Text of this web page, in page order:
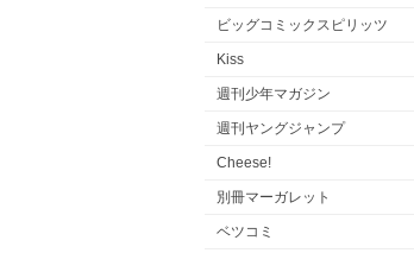
ビッグコミックスピリッツ
Kiss
週刊少年マガジン
週刊ヤングジャンプ
Cheese!
別冊マーガレット
ベツコミ